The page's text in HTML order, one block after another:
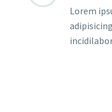
Lorem